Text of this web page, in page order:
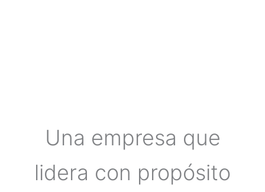
Una empresa que
lidera con propósito